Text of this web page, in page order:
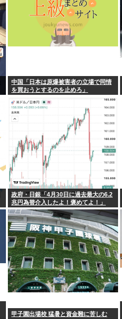
中国「日本は原爆被害者の立場で同情
を買おうとするのを止めろ」
政府・日銀「4月30日に過去最大の6.2
兆円為替介入したよ！褒めてよ！」
甲子園出場校 猛暑と資金難に苦しむ